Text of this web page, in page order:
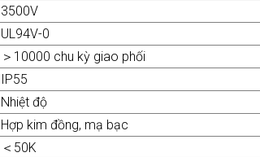
3500V
UL94V-0
＞10000 chu kỳ giao phối
IP55
Nhiệt độ
Hợp kim đồng, mạ bạc
＜50K